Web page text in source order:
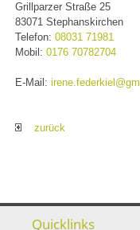
Grillparzer Straße 25
83071 Stephanskirchen
Telefon:08031 71981
Mobil:0176 70782704
E-Mail:
zurück
Quicklinks